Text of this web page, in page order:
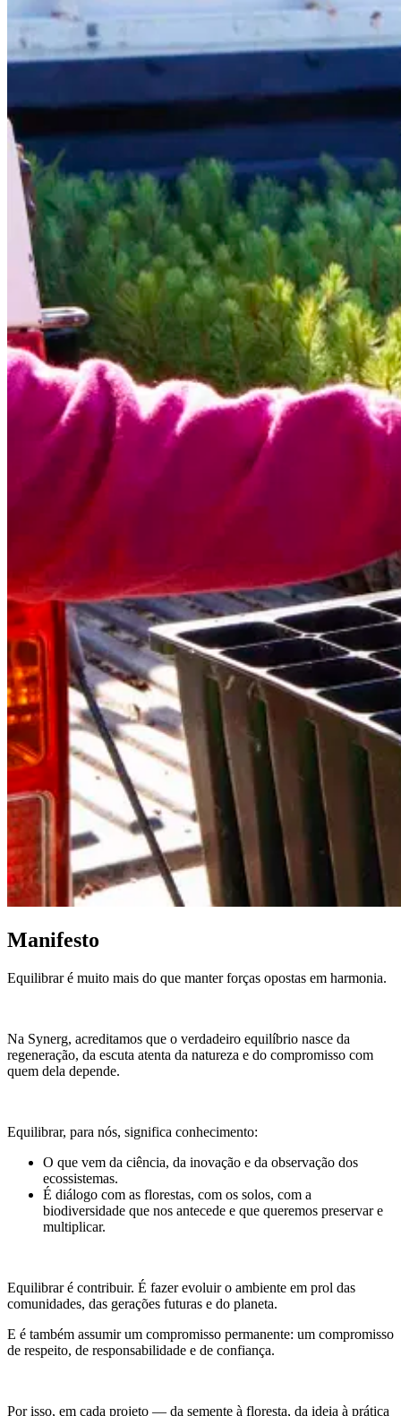
Manifesto
Equilibrar é muito mais do que manter forças opostas em harmonia.
Na Synerg, acreditamos que o verdadeiro equilíbrio nasce da
regeneração, da escuta atenta da natureza e do compromisso com
quem dela depende.
Equilibrar, para nós, significa conhecimento:
O que vem da ciência, da inovação e da observação dos
ecossistemas.
É diálogo com as florestas, com os solos, com a
biodiversidade que nos antecede e que queremos preservar e
multiplicar.
Equilibrar é contribuir. É fazer evoluir o ambiente em prol das
comunidades, das gerações futuras e do planeta.
E é também assumir um compromisso permanente: um compromisso
de respeito, de responsabilidade e de confiança.
Por isso, em cada projeto — da semente à floresta, da ideia à prática